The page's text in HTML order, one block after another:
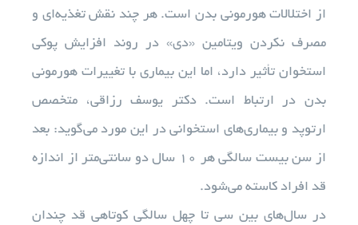
از اختلالات هورمونی بدن است. هر چند نقش تغذیه‌ای و
مصرف نکردن ویتامین «دی» در روند افزایش پوکی
استخوان تأثیر دارد، اما این بیماری با تغییرات هورمونی
بدن در ارتباط است. دکتر یوسف رزاقی، متخصص
ارتوپد و بیماری‌های استخوانی در این مورد می‌گوید: بعد
از سن بیست سالگی هر 10 سال دو سانتی‌متر از اندازه
قد افراد کاسته می‌شود.
در سال‌های بین سی تا چهل سالگی کوتاهی قد چندان